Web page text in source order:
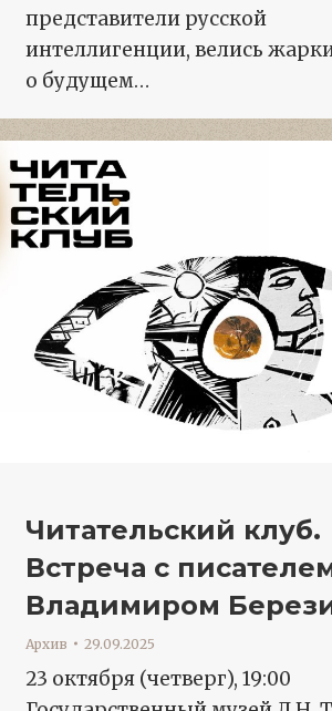
представители русской
интеллигенции, велись
о будущем…
Читательский клуб.
Встреча с
Владимиром
Архив 29.09.2025
23 октября (четверг), 19:00